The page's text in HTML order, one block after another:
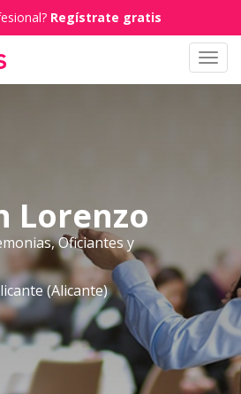
Regístrate gratis
Lorenzo
Oficiantes y
(Alicante)